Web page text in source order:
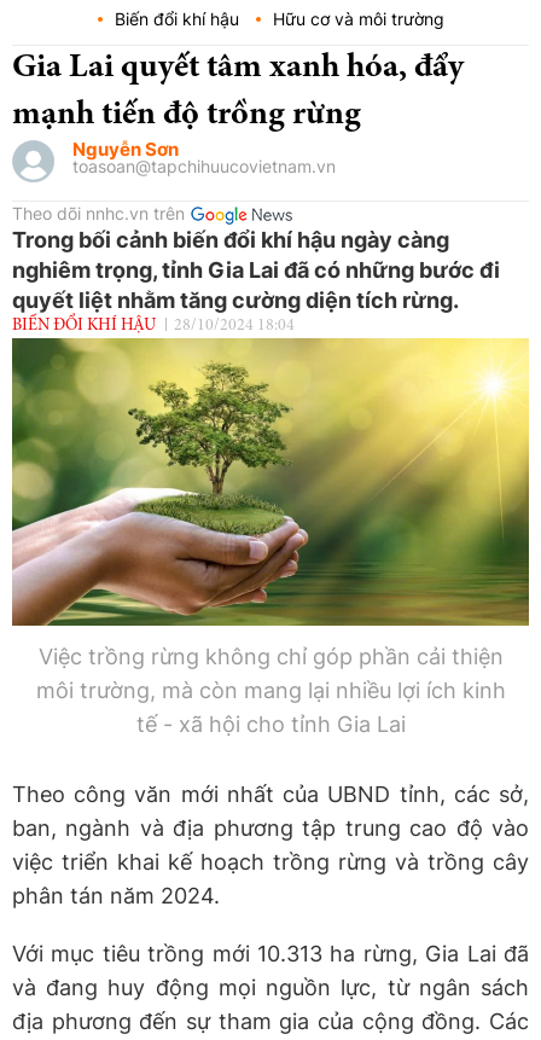
Biến đổi khí hậu Hữu cơ và môi trường
Gia Lai quyết tâm xanh hóa, đẩy
mạnh tiến độ trồng rừng
Nguyễn Sơn
toasoan@tapchihuucovietnam.vn
Theo dõi nnhc.vn trên
Trong bối cảnh biến đổi khí hậu ngày càng
nghiêm trọng, tỉnh Gia Lai đã có những bước đi
quyết liệt nhằm tăng cường diện tích rừng.
BIẾN ĐỔI KHÍ HẬU 28/10/2024 18:04
Việc trồng rừng không chỉ góp phần cải thiện
môi trường, mà còn mang lại nhiều lợi ích kinh
tế - xã hội cho tỉnh Gia Lai
Theo công văn mới nhất của UBND tỉnh, các sở,
ban, ngành và địa phương tập trung cao độ vào
việc triển khai kế hoạch trồng rừng và trồng cây
phân tán năm 2024.
Với mục tiêu trồng mới 10.313 ha rừng, Gia Lai đã
và đang huy động mọi nguồn lực, từ ngân sách
địa phương đến sự tham gia của cộng đồng. Các